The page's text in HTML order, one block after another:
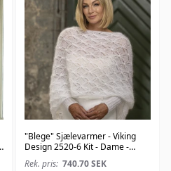
"Blege" Sjælevarmer - Viking
Design 2520-6 Kit - Dame -
Viking Kid-Silk
Rek. pris: 740.70SEK